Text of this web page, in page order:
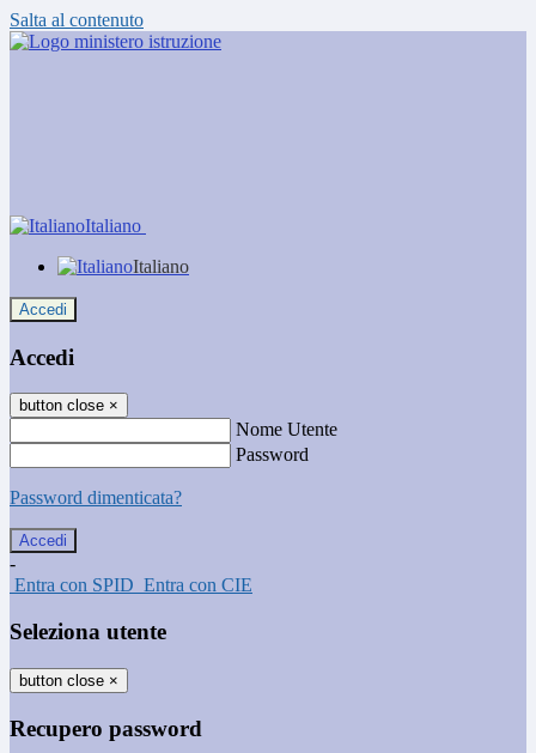
Salta al contenuto
Italiano
Italiano
Accedi
Accedi
button close ×
Nome Utente
Password
Password dimenticata?
-
Entra con SPID Entra con CIE
Seleziona utente
button close ×
Recupero password